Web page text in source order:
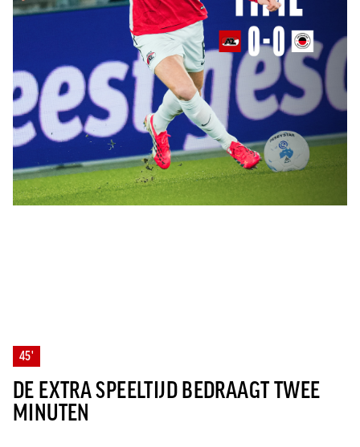
45'
DE EXTRA SPEELTIJD BEDRAAGT TWEE
MINUTEN